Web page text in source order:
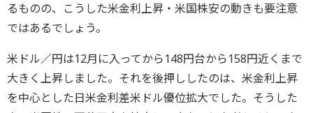
るものの、こうした米金利上昇・米国株安の動きも要注意
ではあるでしょう。
米ドル／円は12月に入ってから148円台から158円近くまで
大きく上昇しました。それを後押ししたのは、米金利上昇
を中心とした日米金利差米ドル優位拡大でした。そうした